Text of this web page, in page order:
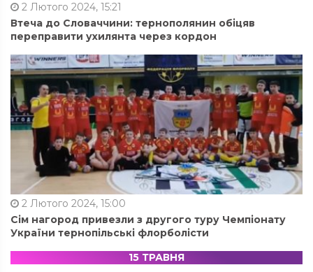
2 Лютого 2024, 15:21
Втеча до Словаччини: тернополянин обіцяв
переправити ухилянта через кордон
2 Лютого 2024, 15:00
Сім нагород привезли з другого туру Чемпіонату
України тернопільські флорболісти
15 ТРАВНЯ